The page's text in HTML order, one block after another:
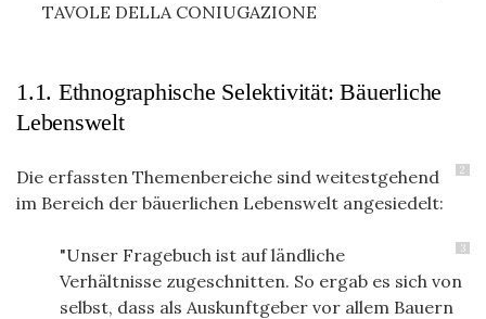
TAVOLE DELLA CONIUGAZIONE
1.1. Ethnographische Selektivität: Bäuerliche
Lebenswelt
2
Die erfassten Themenbereiche sind weitestgehend
im Bereich der bäuerlichen Lebenswelt angesiedelt:
3
"Unser Fragebuch ist auf ländliche
Verhältnisse zugeschnitten. So ergab es sich von
selbst, dass als Auskunftgeber vor allem Bauern